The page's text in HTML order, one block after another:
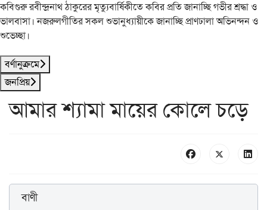
কবিগুরু রবীন্দ্রনাথ ঠাকুরের মৃত্যুবার্ষিকীতে কবির প্রতি জানাচ্ছি গভীর শ্রদ্ধা ও
ভালবাসা। নজরুলগীতির সকল শুভানুধ্যায়ীকে জানাচ্ছি প্রাণঢালা অভিনন্দন ও
শুভেচ্ছা।
বর্ণানুক্রমে
জনপ্রিয়
আমার শ্যামা মায়ের কোলে চড়ে
বাণী